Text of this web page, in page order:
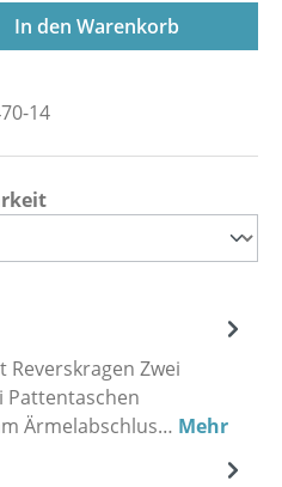
den gewünschten
In den Warenkorb
14
Reverskragen Zwei
Pattentaschen
Ärmelabschlus… Mehr